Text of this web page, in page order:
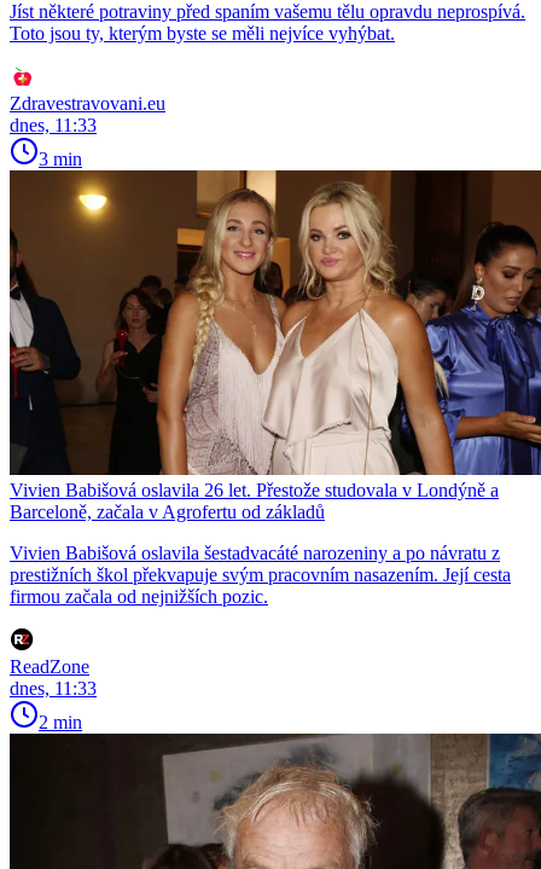
Jíst některé potraviny před spaním vašemu tělu opravdu neprospívá.
Toto jsou ty, kterým byste se měli nejvíce vyhýbat.
Zdravestravovani.eu
dnes, 11:33
3 min
Vivien Babišová oslavila 26 let. Přestože studovala v Londýně a
Barceloně, začala v Agrofertu od základů
Vivien Babišová oslavila šestadvacáté narozeniny a po návratu z
prestižních škol překvapuje svým pracovním nasazením. Její cesta
firmou začala od nejnižších pozic.
ReadZone
dnes, 11:33
2 min